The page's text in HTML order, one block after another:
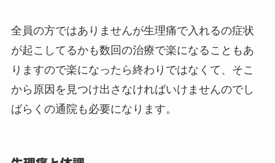
全員の方ではありませんが生理痛で入れるの症状
が起こしてるかも数回の治療で楽になることもあ
りますので楽になったら終わりではなくて、そこ
から原因を見つけ出さなければいけませんのでし
ばらくの通院も必要になります。